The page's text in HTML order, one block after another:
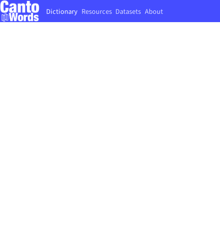
Dictionary Resources Datasets About